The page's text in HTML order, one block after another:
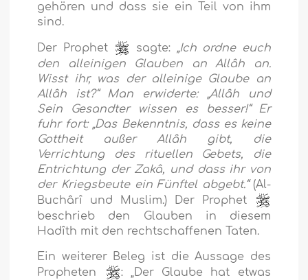
gehören und dass sie ein Teil von ihm
sind.
Der Prophet sagte: „Ich ordne euch
den alleinigen Glauben an Allâh an.
Wisst ihr, was der alleinige Glaube an
Allâh ist?“ Man erwiderte: „Allâh und
Sein Gesandter wissen es besser!“ Er
fuhr fort: „Das Bekenntnis, dass es keine
Gottheit außer Allâh gibt, die
Verrichtung des rituellen Gebets, die
Entrichtung der Zakâ, und dass ihr von
der Kriegsbeute ein Fünftel abgebt.“(Al-
Buchârî und Muslim.) Der Prophet
beschrieb den Glauben in diesem
Hadîth mit den rechtschaffenen Taten.
Ein weiterer Beleg ist die Aussage des
Propheten
: „Der Glaube hat etwas